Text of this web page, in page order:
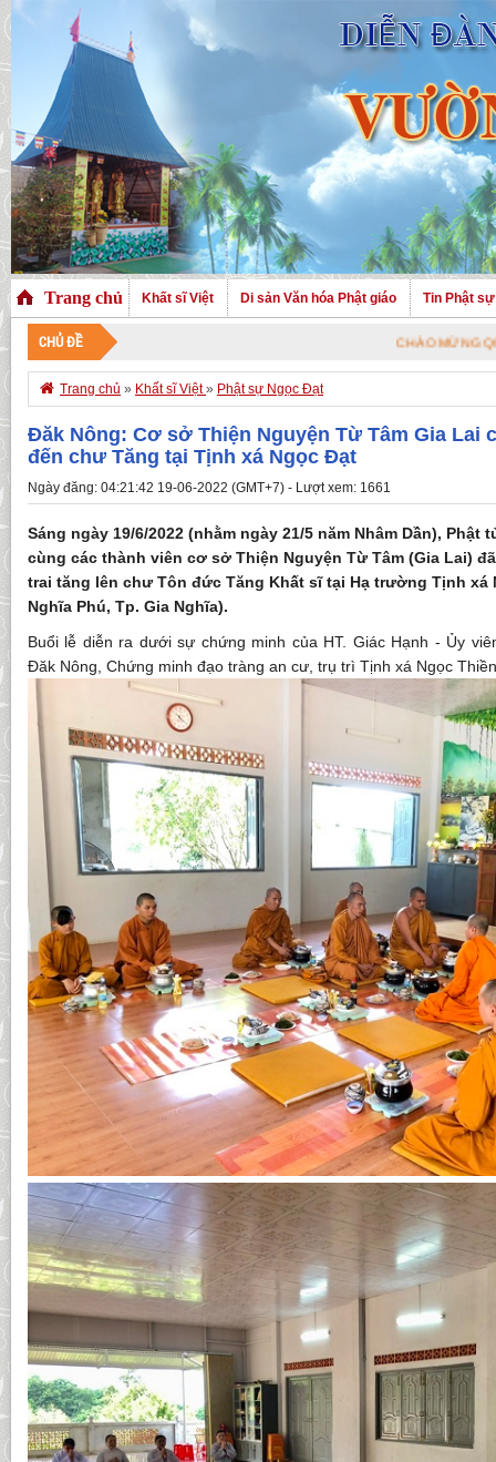
Trang chủ Khất sĩ Việt Di sản Văn hóa Phật giáo Tin Phật sự
CHỦ ĐỀ CHÀO MỪNG QUÝ VỊ ĐÃ GHÉ
 Trang chủ » Khất sĩ Việt» Phật sự Ngọc Đạt
Đăk Nông: Cơ sở Thiện Nguyện Từ Tâm Gia Lai
đến chư Tăng tại Tịnh xá Ngọc Đạt
Ngày đăng: 04:21:42 19-06-2022 (GMT+7) - Lượt xem: 1661
Sáng ngày 19/6/2022 (nhằm ngày 21/5 năm Nhâm Dần), Phật
cùng các thành viên cơ sở Thiện Nguyện Từ Tâm (Gia Lai)
trai tăng lên chư Tôn đức Tăng Khất sĩ tại Hạ trường Tịnh xá
Nghĩa Phú, Tp. Gia Nghĩa).
Buổi lễ diễn ra dưới sự chứng minh của HT. Giác Hạnh - Ủy
Đăk Nông, Chứng minh đạo tràng an cư, trụ trì Tịnh xá Ngọc